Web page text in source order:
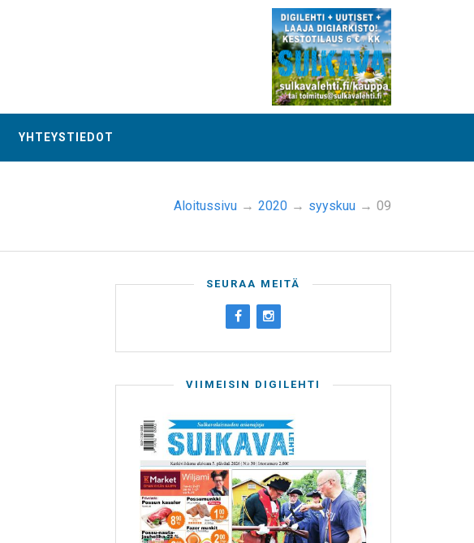
YHTEYSTIEDOT
Aloitussivu → 2020 → syyskuu → 09
SEURAA MEITÄ
VIIMEISIN DIGILEHTI